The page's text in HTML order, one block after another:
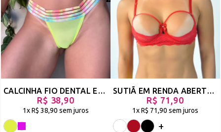
CALCINHA FIO DENTAL EM TULE COM DETALHE DO ELÁSTICO EXPOSTO - RISONHA
R$ 38,90
1xR$ 38,90 sem juros
SUTIÃ EM RENDA ABERTO COM ARO E LAÇO DE CETIM, MODELO SEXY QUE DEIXA O BICO DOS SEIOS À MOSTRA- TALISMÃ
R$ 71,90
1xR$ 71,90 sem juros
+